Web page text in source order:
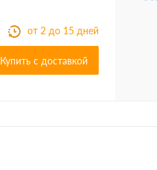
от 2 до 15 дней
Купить c доставкой